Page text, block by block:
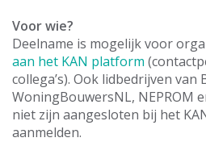
Voor wie?
Deelname is mogelijk voor
aan het KAN platform
collega’s). Ook lidbedrijven van
WoningBouwersNL, NEPROM
niet zijn aangesloten bij het
aanmelden.